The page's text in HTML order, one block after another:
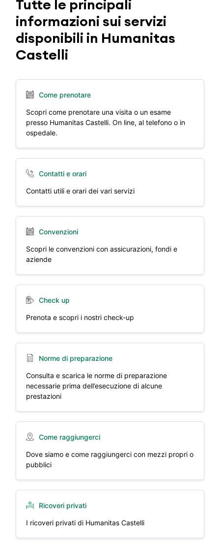
Tutte le principali
informazioni sui servizi
disponibili in Humanitas
Castelli
Come prenotare
Scopri come prenotare una visita o un esame
presso Humanitas Castelli. On line, al telefono o in
ospedale.
Contatti e orari
Contatti utili e orari dei vari servizi
Convenzioni
Scopri le convenzioni con assicurazioni, fondi e
aziende
Check up
Prenota e scopri i nostri check-up
Norme di preparazione
Consulta e scarica le norme di preparazione
necessarie prima dell’esecuzione di alcune
prestazioni
Come raggiungerci
Dove siamo e come raggiungerci con mezzi propri o
pubblici
Ricoveri privati
I ricoveri privati di Humanitas Castelli